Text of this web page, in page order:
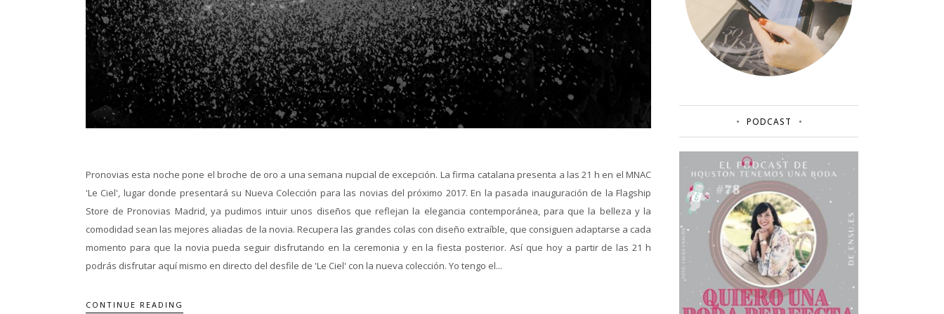
Pronovias esta noche pone el broche de oro a una semana nupcial de excepción. La firma catalana presenta a las 21 h en el MNAC
'Le Ciel', lugar donde presentará su Nueva Colección para las novias del próximo 2017. En la pasada inauguración de la Flagship
Store de Pronovias Madrid, ya pudimos intuir unos diseños que reflejan la elegancia contemporánea, para que la belleza y la
comodidad sean las mejores aliadas de la novia. Recupera las grandes colas con diseño extraíble, que consiguen adaptarse a cada
momento para que la novia pueda seguir disfrutando en la ceremonia y en la fiesta posterior. Así que hoy a partir de las 21 h
podrás disfrutar aquí mismo en directo del desfile de 'Le Ciel' con la nueva colección. Yo tengo el...
CONTINUE READING
PODCAST